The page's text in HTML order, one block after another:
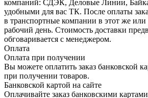
компаний: СДЭК, Деловые Линии,
удобными для вас ТК. После оплаты
в транспортные компании в этот же
рабочий день. Стоимость доставки
обговаривается с менеджером.
Оплата
Оплата при получении
Вы можете оплатить заказ банковской
при получении товаров.
Банковской картой на сайте
Оплачивайте заказ банковскими